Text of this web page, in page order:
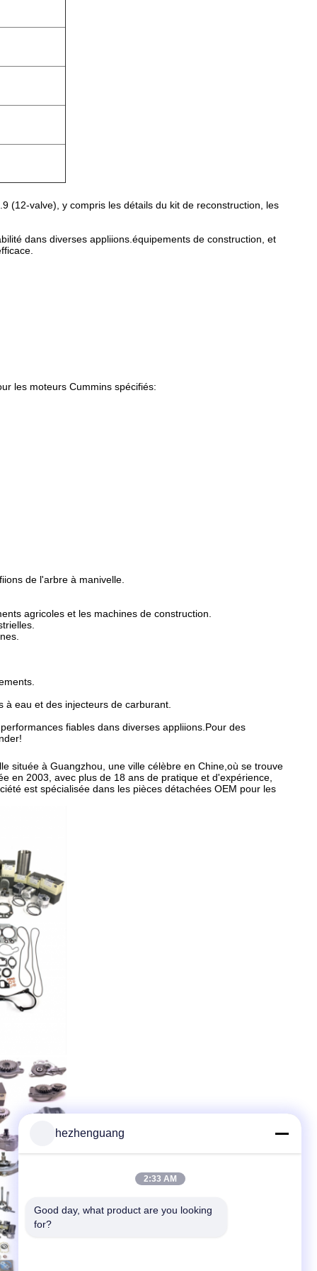
(12-valve), y compris les détails du kit de reconstruction, les
dans diverses appliions.équipements de construction, et
les moteurs Cummins spécifiés:
de l'arbre à manivelle.
agricoles et les machines de construction.
eau et des injecteurs de carburant.
fiables dans diverses appliions.Pour des
située à Guangzhou, une ville célèbre en Chine,où se trouve
en 2003, avec plus de 18 ans de pratique et d'expérience,
est spécialisée dans les pièces détachées OEM pour les
hezhenguang
2:33 AM
Good day, what product are you looking
for?